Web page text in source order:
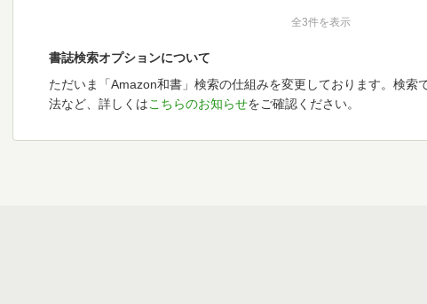
全3件を表示
書誌検索オプションについて
ただいま「Amazon和書」検索の仕組みを変更しております。検索
法など、詳しくはこちらのお知らせをご確認ください。